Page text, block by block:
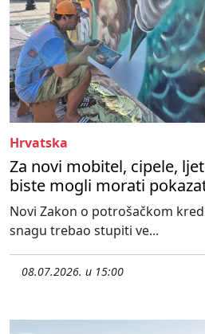
Hrvatska
Za novi mobitel, cipele,
biste mogli morati
Novi Zakon o potrošačkom
snagu trebao stupiti ve...
08.07.2026. u 15:00